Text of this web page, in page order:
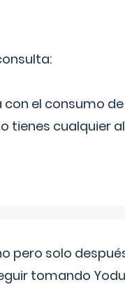
el consumo
tienes cualquier
pero solo
tomando